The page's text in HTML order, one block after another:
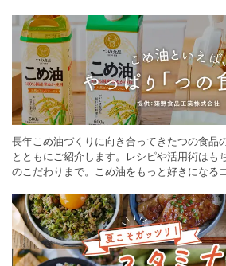
長年こめ油づくりに向き合ってきたつの食品
とともにご紹介します。レシピや活用術はも
のこだわりまで。こめ油をもっと好きになる